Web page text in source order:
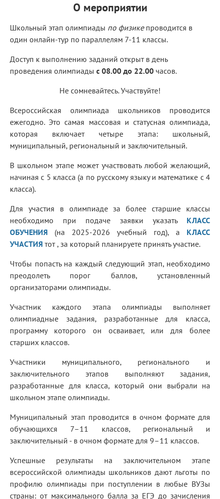
О мероприятии
Школьный этап олимпиады по физике проводится в
один онлайн-тур по параллелям 7-11 классы.
Доступ к выполнению заданий открыт в день
проведения олимпиады с 08.00 до 22.00 часов.
Не сомневайтесь. Участвуйте!
Всероссийская олимпиада школьников проводится
ежегодно. Это самая массовая и статусная олимпиада,
которая включает четыре этапа: школьный,
муниципальный, региональный и заключительный.
В школьном этапе может участвовать любой желающий,
начиная с 5 класса (а по русскому языку и математике с 4
класса).
Для участия в олимпиаде за более старшие классы
необходимо при подаче заявки указать КЛАСС
ОБУЧЕНИЯ (на 2025-2026 учебный год), а КЛАСС
УЧАСТИЯ тот , за который планируете принять участие.
Чтобы попасть на каждый следующий этап, необходимо
преодолеть порог баллов, установленный
организаторами олимпиады.
Участник каждого этапа олимпиады выполняет
олимпиадные задания, разработанные для класса,
программу которого он осваивает, или для более
старших классов.
Участники муниципального, регионального и
заключительного этапов выполняют задания,
разработанные для класса, который они выбрали на
школьном этапе олимпиады.
Муниципальный этап проводится в очном формате для
обучающихся 7–11 классов, региональный и
заключительный - в очном формате для 9–11 классов.
Успешные результаты на заключительном этапе
всероссийской олимпиады школьников дают льготы по
профилю олимпиады при поступлении в любые ВУЗы
страны: от максимального балла за ЕГЭ до зачисления